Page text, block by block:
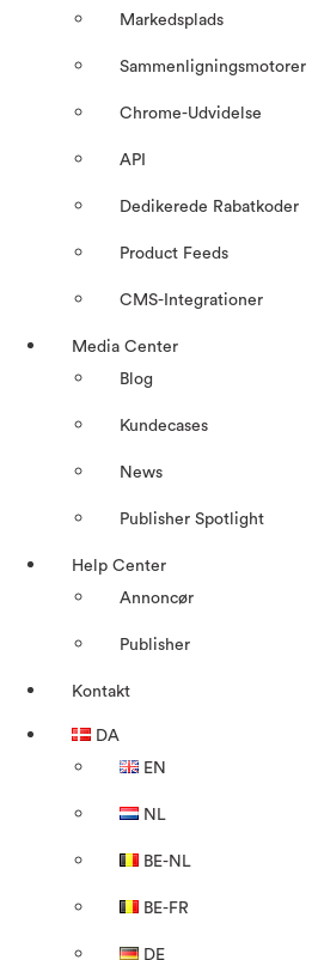
Markedsplads
Sammenligningsmotorer
Chrome-Udvidelse
API
Dedikerede Rabatkoder
Product Feeds
CMS-Integrationer
Media Center
Blog
Kundecases
News
Publisher Spotlight
Help Center
Annoncør
Publisher
Kontakt
DA
EN
NL
BE-NL
BE-FR
DE